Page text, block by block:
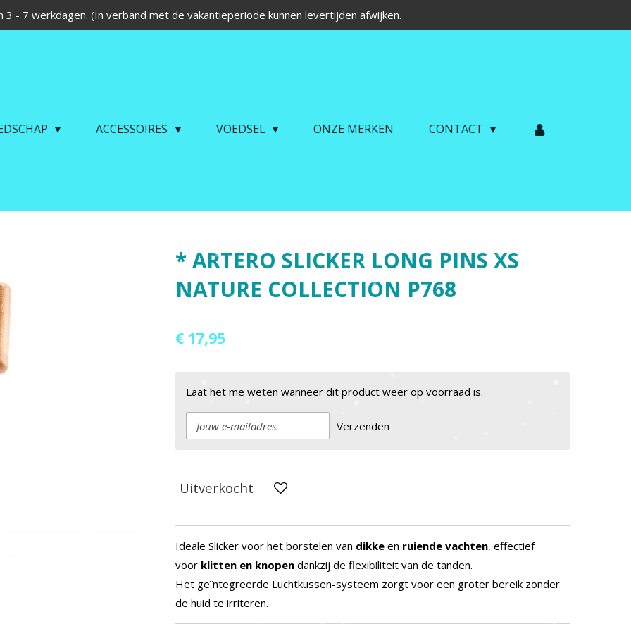
3 - 7 werkdagen. (In verband met de vakantieperiode kunnen levertijden afwijken.
ACCESSOIRES VOEDSEL ONZE MERKEN CONTACT
* ARTERO SLICKER LONG PINS XS
NATURE COLLECTION P768
€ 17,95
Laat het me weten wanneer dit product weer op voorraad is.
Verzenden
Uitverkocht
Ideale Slicker voor het borstelen van dikke en ruiende vachten, effectief
voor klitten en knopen dankzij de flexibiliteit van de tanden.
Het geïntegreerde Luchtkussen-systeem zorgt voor een groter bereik zonder
de huid te irriteren.